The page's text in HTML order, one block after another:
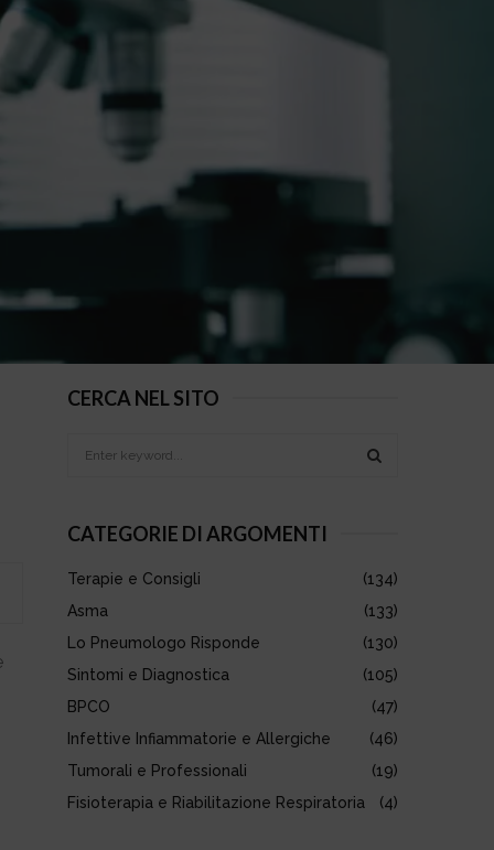
CERCA NEL SITO
c
o
:
A
C
CATEGORIE DI ARGOMENTI
Terapie e Consigli
(134)
Asma
(133)
Lo Pneumologo Risponde
(130)
Sintomi e Diagnostica
(105)
BPCO
(47)
Infettive Infiammatorie e Allergiche
(46)
Tumorali e Professionali
(19)
Fisioterapia e Riabilitazione Respiratoria
(4)